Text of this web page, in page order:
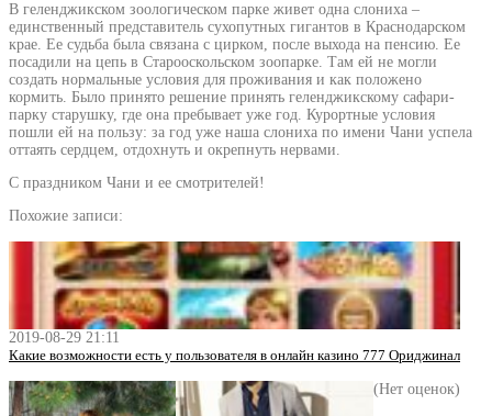
В геленджикском зоологическом парке живет одна слониха –
единственный представитель сухопутных гигантов в Краснодарском
крае. Ее судьба была связана с цирком, после выхода на пенсию. Ее
посадили на цепь в Старооскольском зоопарке. Там ей не могли
создать нормальные условия для проживания и как положено
кормить. Было принято решение принять геленджикскому сафари-
парку старушку, где она пребывает уже год. Курортные условия
пошли ей на пользу: за год уже наша слониха по имени Чани успела
оттаять сердцем, отдохнуть и окрепнуть нервами.
С праздником Чани и ее смотрителей!
Похожие записи:
2019-08-29 21:11
Какие возможности есть у пользователя в онлайн казино 777 Ориджинал
(Нет оценок)